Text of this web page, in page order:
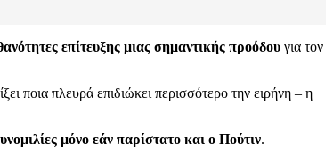
επίτευξης μιας σημαντικής προόδου για τον
ποια πλευρά επιδιώκει περισσότερο την ειρήνη – η
μόνο εάν παρίστατο και ο Πούτιν.